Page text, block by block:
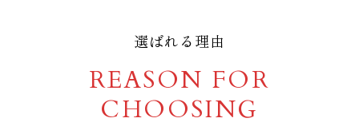
選ばれる理由
REASON FOR
CHOOSING